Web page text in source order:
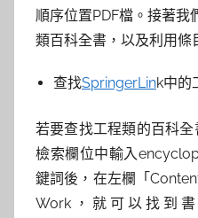
順序位置PDF檔。接著
類百科全書，以及利用條
查找SpringerLink中的
若要查找工程類的百科全
檢索欄位中輸入
鍵詞後，在左欄「
Work，就可以找到